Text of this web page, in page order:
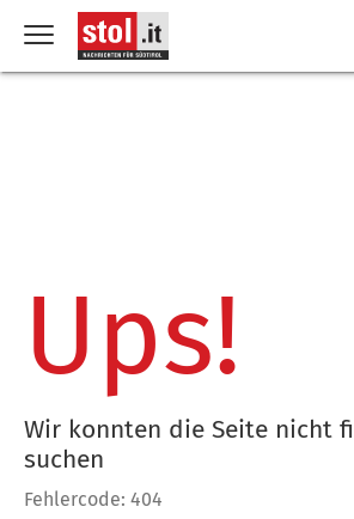
Ups!
Wir konnten die Seite nicht
suchen
Fehlercode: 404